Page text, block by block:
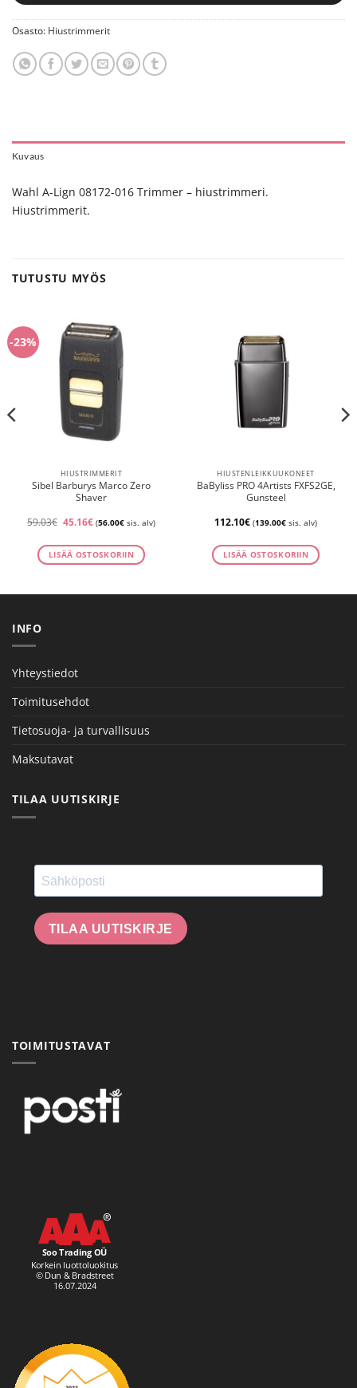
Osasto: Hiustrimmerit
Kuvaus
Wahl A-Lign 08172-016 Trimmer – hiustrimmeri.
Hiustrimmerit.
TUTUSTU MYÖS
-23%
HIUSTRIMMERIT
Sibel Barburys Marco Zero
Shaver
59.03€ Alkuperäinen
59.03€.
45.16€Nykyinen
hinta
45.16€.
(56.00€sis. alv)
LISÄÄ OSTOSKORIIN
HIUSTENLEIKKUUKONEET
BaByliss PRO 4Artists FXFS2GE,
Gunsteel
112.10€ (139.00€ sis. alv)
LISÄÄ OSTOSKORIIN
INFO
Yhteystiedot
Toimitusehdot
Tietosuoja- ja turvallisuus
Maksutavat
TILAA UUTISKIRJE
TILAA UUTISKIRJE
TOIMITUSTAVAT